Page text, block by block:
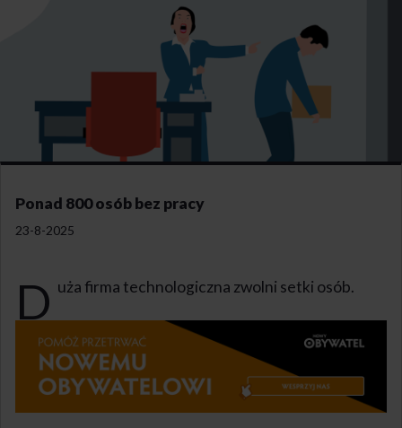
Ponad 800 osób bez pracy
23-8-2025
D uża firma technologiczna zwolni setki osób.